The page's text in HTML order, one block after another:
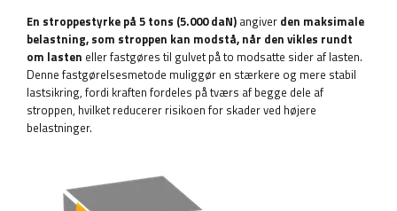
En stroppestyrke på 5 tons (5.000 daN) angiver den maksimale
belastning, som stroppen kan modstå, når den vikles rundt
om lasten eller fastgøres til gulvet på to modsatte sider af lasten.
Denne fastgørelsesmetode muliggør en stærkere og mere stabil
lastsikring, fordi kraften fordeles på tværs af begge dele af
stroppen, hvilket reducerer risikoen for skader ved højere
belastninger.